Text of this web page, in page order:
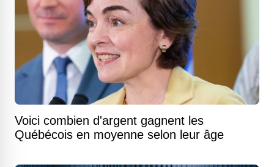
Voici combien d'argent gagnent les
Québécois en moyenne selon leur âge